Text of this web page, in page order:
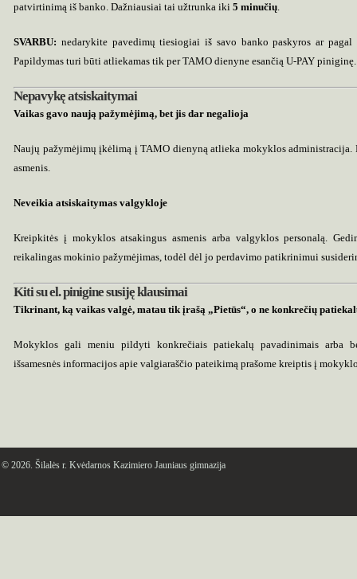
patvirtinimą iš banko. Dažniausiai tai užtrunka iki 5 minučių.
SVARBU: nedarykite pavedimų tiesiogiai iš savo banko paskyros ar pagal
Papildymas turi būti atliekamas tik per TAMO dienyne esančią U-PAY piniginę.
Nepavykę atsiskaitymai
Vaikas gavo naują pažymėjimą, bet jis dar negalioja
Naujų pažymėjimų įkėlimą į TAMO dienyną atlieka mokyklos administracija.
asmenis.
Neveikia atsiskaitymas valgykloje
Kreipkitės į mokyklos atsakingus asmenis arba valgyklos personalą.
reikalingas mokinio pažymėjimas, todėl dėl jo perdavimo patikrinimui
Kiti su el. pinigine susiję klausimai
Tikrinant, ką vaikas valgė, matau tik įrašą „Pietūs“, o ne konkrečių
Mokyklos gali meniu pildyti konkrečiais patiekalų pavadinimais arba
išsamesnės informacijos apie valgiaraščio pateikimą prašome kreiptis į
© 2026. Šilalės r. Kvėdarnos Kazimiero Jauniaus gimnazija